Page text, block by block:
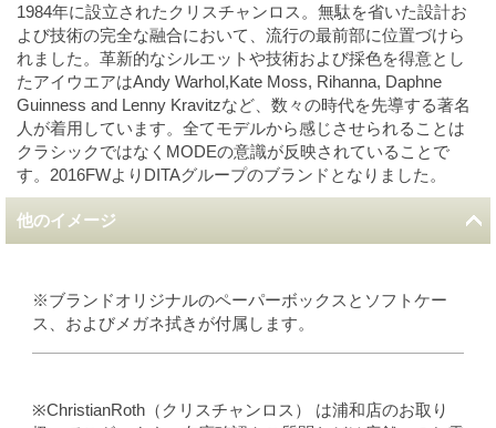
1984年に設立されたクリスチャンロス。無駄を省いた設計お
よび技術の完全な融合において、流行の最前部に位置づけら
れました。革新的なシルエットや技術および採色を得意とし
たアイウエアはAndy Warhol,Kate Moss, Rihanna, Daphne
Guinness and Lenny Kravitzなど、数々の時代を先導する著名
人が着用しています。全てモデルから感じさせられることは
クラシックではなくMODEの意識が反映されていることで
す。2016FWよりDITAグループのブランドとなりました。
他のイメージ
※ブランドオリジナルのペーパーボックスとソフトケー
ス、およびメガネ拭きが付属します。
※ChristianRoth（クリスチャンロス） は浦和店のお取り